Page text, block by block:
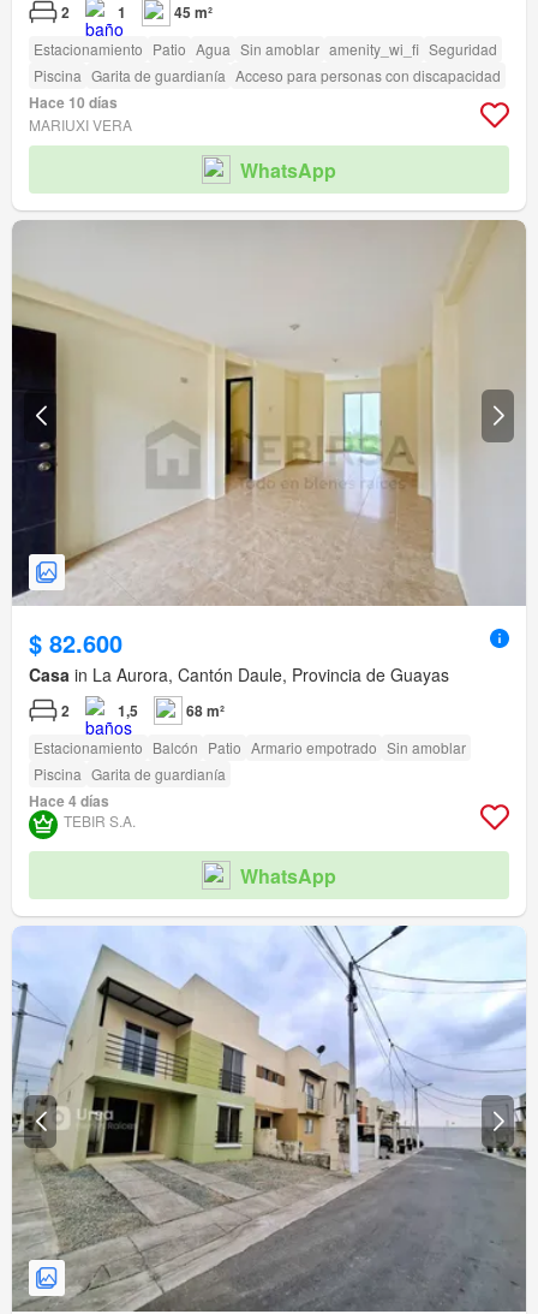
2 1 45 m²
Estacionamiento Patio Agua Sin amoblar amenity_wi_fi Seguridad
Piscina Garita de guardianía Acceso para personas con discapacidad
Hace 10 días
MARIUXI VERA
WhatsApp
$ 82.600
Casa in La Aurora, Cantón Daule, Provincia de Guayas
2 1,5 68 m²
Estacionamiento Balcón Patio Armario empotrado Sin amoblar
Piscina Garita de guardianía
Hace 4 días
TEBIR S.A.
WhatsApp